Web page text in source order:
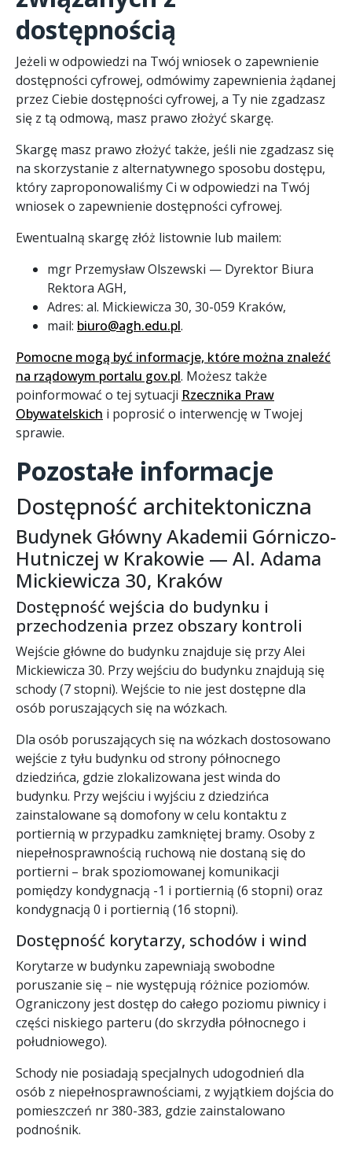
dostępnością
Jeżeli w odpowiedzi na Twój wniosek o zapewnienie
dostępności cyfrowej, odmówimy zapewnienia żądanej
przez Ciebie dostępności cyfrowej, a Ty nie zgadzasz
się z tą odmową, masz prawo złożyć skargę.
Skargę masz prawo złożyć także, jeśli nie zgadzasz się
na skorzystanie z alternatywnego sposobu dostępu,
który zaproponowaliśmy Ci w odpowiedzi na Twój
wniosek o zapewnienie dostępności cyfrowej.
Ewentualną skargę złóż listownie lub mailem:
mgr Przemysław Olszewski — Dyrektor Biura
Rektora AGH,
Adres: al. Mickiewicza 30, 30-059 Kraków,
mail: biuro@agh.edu.pl.
Pomocne mogą być informacje, które można znaleźć
na rządowym portalu gov.pl. Możesz także
poinformować o tej sytuacji Rzecznika Praw
Obywatelskich i poprosić o interwencję w Twojej
sprawie.
Pozostałe informacje
Dostępność architektoniczna
Budynek Główny Akademii Górniczo-
Hutniczej w Krakowie — Al. Adama
Mickiewicza 30, Kraków
Dostępność wejścia do budynku i
przechodzenia przez obszary kontroli
Wejście główne do budynku znajduje się przy Alei
Mickiewicza 30. Przy wejściu do budynku znajdują się
schody (7 stopni). Wejście to nie jest dostępne dla
osób poruszających się na wózkach.
Dla osób poruszających się na wózkach dostosowano
wejście z tyłu budynku od strony północnego
dziedzińca, gdzie zlokalizowana jest winda do
budynku. Przy wejściu i wyjściu z dziedzińca
zainstalowane są domofony w celu kontaktu z
portiernią w przypadku zamkniętej bramy. Osoby z
niepełnosprawnością ruchową nie dostaną się do
portierni – brak spoziomowanej komunikacji
pomiędzy kondygnacją -1 i portiernią (6 stopni) oraz
kondygnacją 0 i portiernią (16 stopni).
Dostępność korytarzy, schodów i wind
Korytarze w budynku zapewniają swobodne
poruszanie się – nie występują różnice poziomów.
Ograniczony jest dostęp do całego poziomu piwnicy i
części niskiego parteru (do skrzydła północnego i
południowego).
Schody nie posiadają specjalnych udogodnień dla
osób z niepełnosprawnościami, z wyjątkiem dojścia do
pomieszczeń nr 380-383, gdzie zainstalowano
podnośnik.